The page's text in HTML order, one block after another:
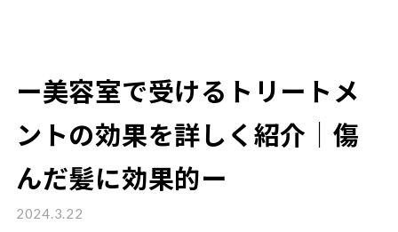
ー美容室で受けるトリートメ
ントの効果を詳しく紹介｜傷
んだ髪に効果的ー
2024.3.22